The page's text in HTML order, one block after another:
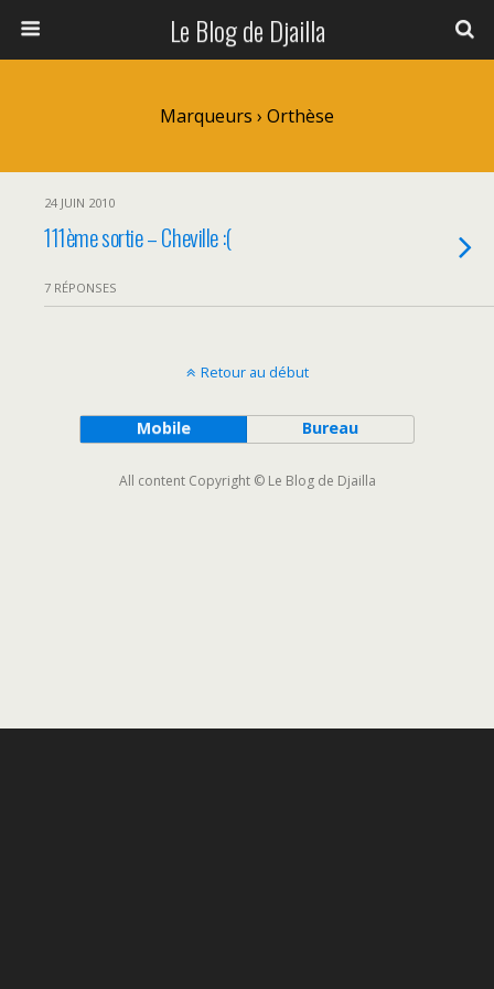
Le Blog de Djailla
Marqueurs › Orthèse
24 JUIN 2010
111ème sortie – Cheville :(
7 RÉPONSES
Retour au début
Mobile Bureau
All content Copyright © Le Blog de Djailla